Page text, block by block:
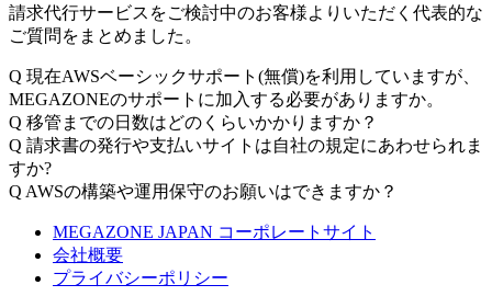
請求代行サービスをご検討中のお客様よりいただく代表的な
ご質問をまとめました。
Q 現在AWSベーシックサポート(無償)を利用していますが、
MEGAZONEのサポートに加入する必要がありますか。
Q 移管までの日数はどのくらいかかりますか？
Q 請求書の発行や支払いサイトは自社の規定にあわせられま
すか?
Q AWSの構築や運用保守のお願いはできますか？
MEGAZONE JAPAN コーポレートサイト
会社概要
プライバシーポリシー